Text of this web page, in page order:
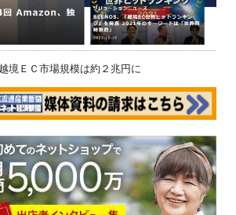
境ＥＣ市場規模は約２兆円に